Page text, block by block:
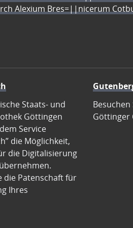
Alexium Bres=||nicerum
Staats- und
Göttingen
Service
die Möglichkeit,
die Digitalisierung
die Patenschaft für
Ihres
Besuchen
Göttinger